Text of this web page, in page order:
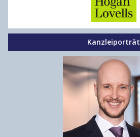
Kanzleiporträt